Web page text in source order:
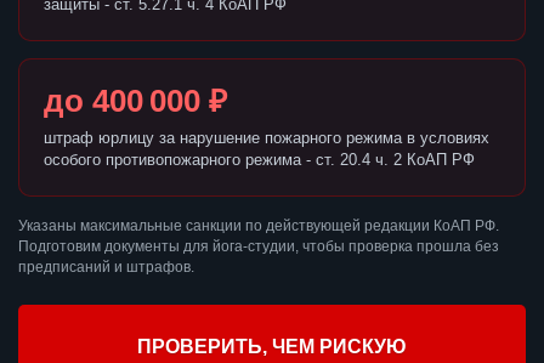
защиты - ст. 5.27.1 ч. 4 КоАП РФ
до 400 000 ₽
штраф юрлицу за нарушение пожарного режима в условиях
особого противопожарного режима - ст. 20.4 ч. 2 КоАП РФ
Указаны максимальные санкции по действующей редакции КоАП РФ.
Подготовим документы для йога-студии, чтобы проверка прошла без
предписаний и штрафов.
ПРОВЕРИТЬ, ЧЕМ РИСКУЮ